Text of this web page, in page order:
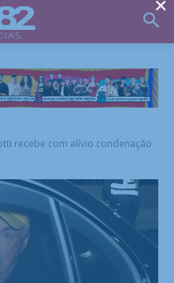
recebe com alívio condenação